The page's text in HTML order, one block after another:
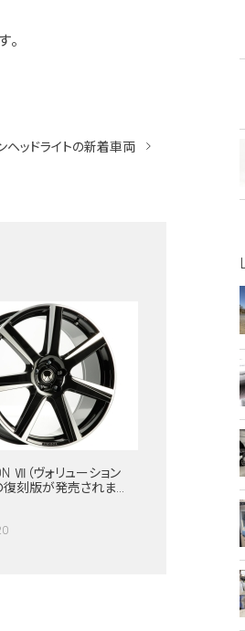
ヘッドライトの新着車両
Ⅶ（ヴォリューション
復刻版が発売されま